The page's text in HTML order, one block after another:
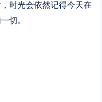
时光会依然记得今天在
切。